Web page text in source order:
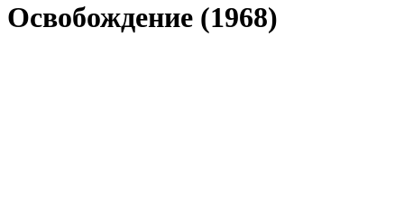
Освобождение (1968)